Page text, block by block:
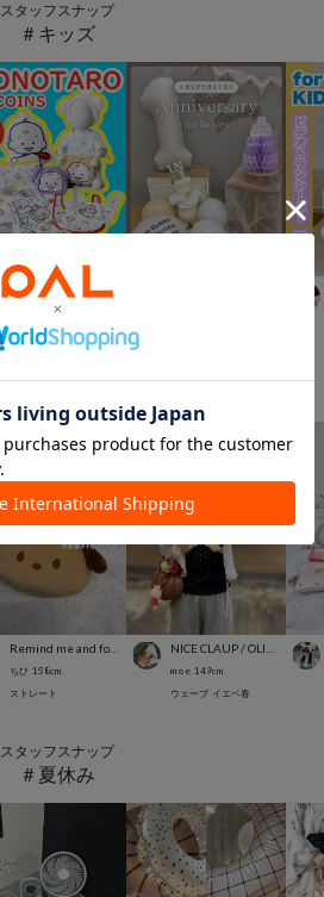
スタッフスナップ
＃キッズ
3COINS
168cm
ちひ 158cm
ストレート
m o e 149cm
ウェーブ イエベ春
スタッフスナップ
＃夏休み